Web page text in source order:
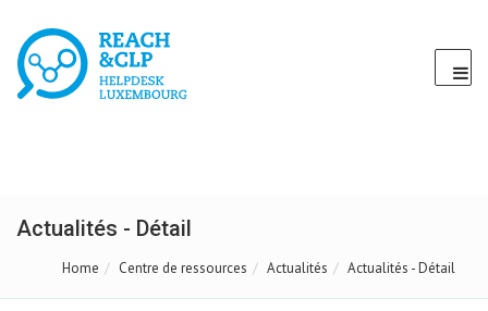
Actualités - Détail
Home Centre de ressources Actualités Actualités - Détail